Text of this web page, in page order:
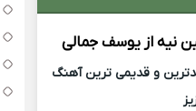
نیه ازیوسف جمالی
و قدیمی ترین آهنگ